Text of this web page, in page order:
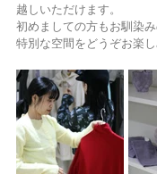
越しいただけます。
初めましての方もお馴染
特別な空間をどうぞお楽し